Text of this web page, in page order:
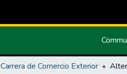
Carrera de Comercio Exterior